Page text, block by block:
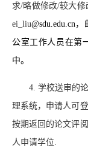
求/略做修改/较大
ei_liu@sdu.edu.cn
公室工作人员在第
中。
4. 学校送审的
理系统，申请人可
按期返回的论文评
人申请学位.